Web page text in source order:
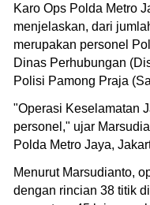
Karo Ops Polda Metro
menjelaskan, dari
merupakan personel
Dinas Perhubungan
Polisi Pamong Praja
"Operasi Keselamatan
personel," ujar
Polda Metro Jaya,
Menurut Marsudianto,
dengan rincian 38 titik